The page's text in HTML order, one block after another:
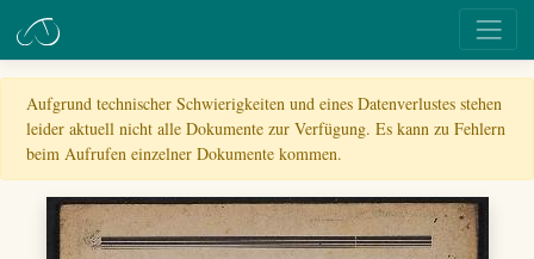
Aufgrund technischer Schwierigkeiten und eines Datenverlustes stehen
leider aktuell nicht alle Dokumente zur Verfügung. Es kann zu Fehlern
beim Aufrufen einzelner Dokumente kommen.